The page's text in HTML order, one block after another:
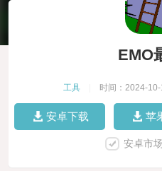
EMO
工具 时间：2024-10-
安卓下载 苹
安卓市